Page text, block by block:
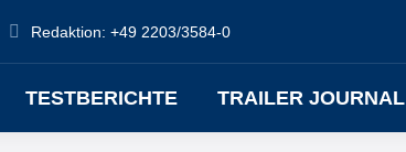
Redaktion: +49 2203/3584-0
TESTBERICHTE TRAILER JOURNAL